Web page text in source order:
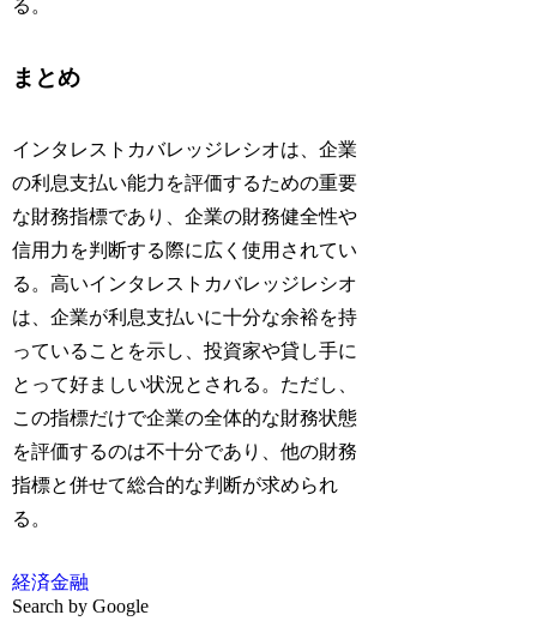
る。
まとめ
インタレストカバレッジレシオは、企業
の利息支払い能力を評価するための重要
な財務指標であり、企業の財務健全性や
信用力を判断する際に広く使用されてい
る。高いインタレストカバレッジレシオ
は、企業が利息支払いに十分な余裕を持
っていることを示し、投資家や貸し手に
とって好ましい状況とされる。ただし、
この指標だけで企業の全体的な財務状態
を評価するのは不十分であり、他の財務
指標と併せて総合的な判断が求められ
る。
経済金融
Search by Google